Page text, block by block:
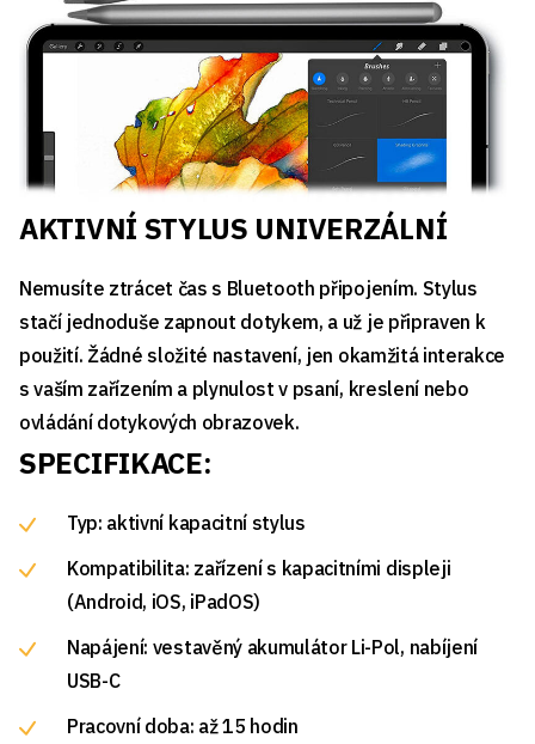
AKTIVNÍ STYLUS UNIVERZÁLNÍ
Nemusíte ztrácet čas s Bluetooth připojením. Stylus
stačí jednoduše zapnout dotykem, a už je připraven k
použití. Žádné složité nastavení, jen okamžitá interakce
s vaším zařízením a plynulost v psaní, kreslení nebo
ovládání dotykových obrazovek.
SPECIFIKACE:
Typ: aktivní kapacitní stylus
Kompatibilita: zařízení s kapacitními displeji
(Android, iOS, iPadOS)
Napájení: vestavěný akumulátor Li-Pol, nabíjení
USB-C
Pracovní doba: až 15 hodin